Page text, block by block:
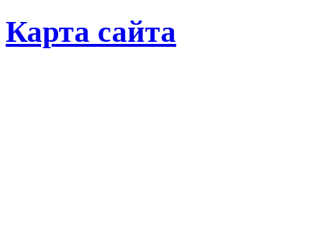
Карта сайта